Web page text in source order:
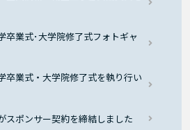
卒業式･大学院修了式フォトギャ
卒業式・大学院修了式を執り行い
スポンサー契約を締結しました